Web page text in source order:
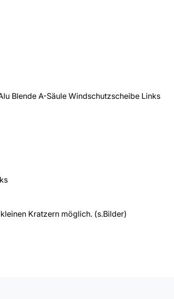
Blende A-Säule Windschutzscheibe Links
Kratzern möglich. (s.Bilder)